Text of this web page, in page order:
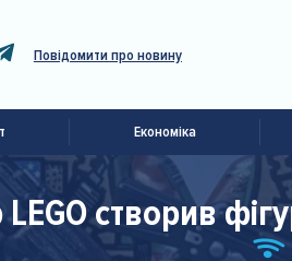
Повідомити про новину
Економіка
створив